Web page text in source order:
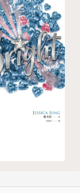
方式逼臨，呈現
位文學作者的眼
的人文光芒。
當下時空裡極為
。一部像《黑
性與文學在體制
可思議地強韌而